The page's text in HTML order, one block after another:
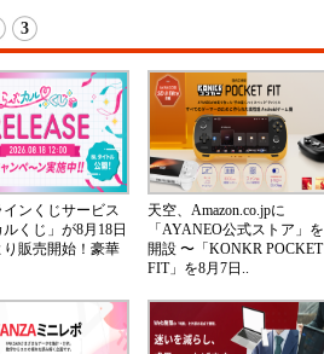
3
ンくじサービス
ルくじ」が8月18日
り販売開始！豪華
天空、Amazon.co.jpに
「AYANEO公式ストア」を
開設 〜「KONKR POCKET
FIT」を8月7日..